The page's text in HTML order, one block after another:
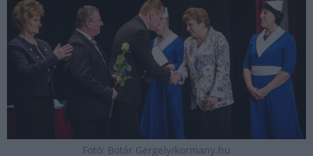
Fotó: Botár Gergely/kormany.hu